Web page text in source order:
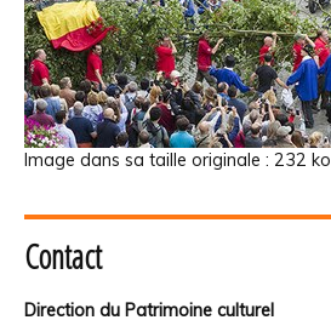
Image dans sa taille originale : 232 ko
Contact
Direction du Patrimoine culturel